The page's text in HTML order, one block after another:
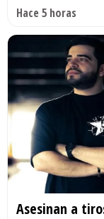
Hace 5 horas
Asesinan a